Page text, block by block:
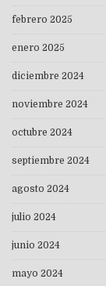
febrero 2025
enero 2025
diciembre 2024
noviembre 2024
octubre 2024
septiembre 2024
agosto 2024
julio 2024
junio 2024
mayo 2024